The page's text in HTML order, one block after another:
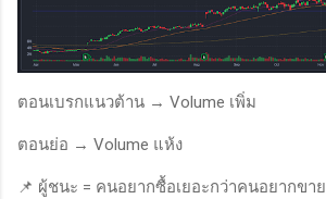
ตอนเบรกแนวต้าน → Volume เพิ่ม
ตอนย่อ → Volume แห้ง
📌 ผู้ชนะ = คนอยากซื้อเยอะกว่าคนอยากขาย